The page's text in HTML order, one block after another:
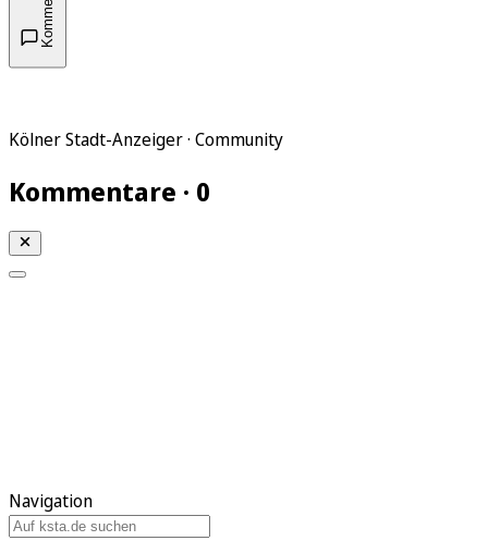
Kölner Stadt-Anzeiger · Community
Kommentare · 0
Navigation